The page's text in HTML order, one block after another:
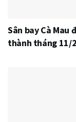
Sân bay Cà Mau
thành tháng 11/